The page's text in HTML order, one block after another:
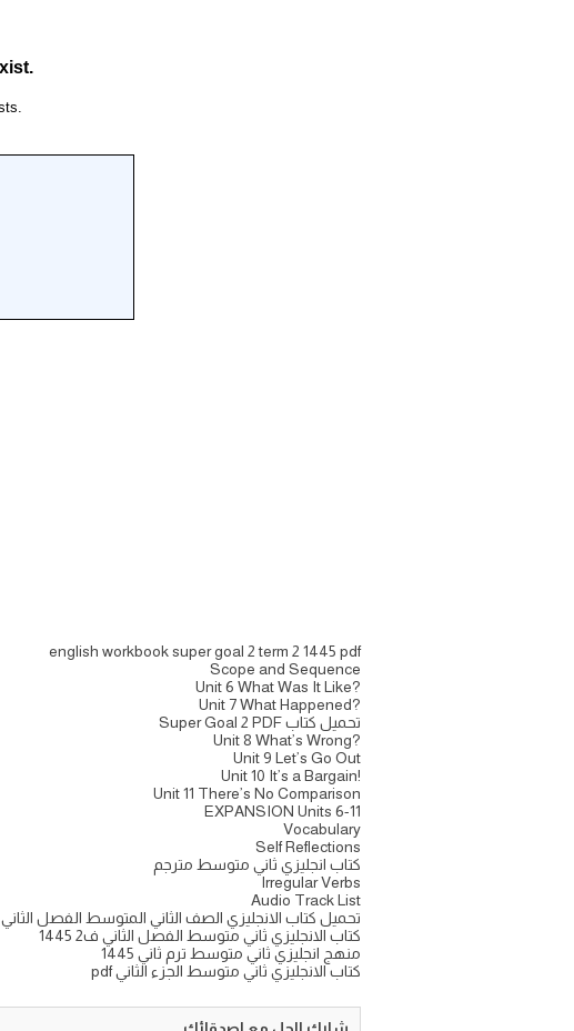
english workbook super goal 2 term 2 1445 pdf
Scope and Sequence
?Unit 6 What Was It Like
?Unit 7 What Happened
تحميل كتاب Super Goal 2 PDF
?Unit 8 What’s Wrong
Unit 9 Let’s Go Out
!Unit 10 It’s a Bargain
Unit 11 There’s No Comparison
EXPANSION Units 6-11
Vocabulary
Self Reflections
كتاب انجليزي ثاني متوسط مترجم
Irregular Verbs
Audio Track List
تحميل كتاب الانجليزي الصف الثاني المتوسط الفصل الثاني pdf 1445
كتاب الانجليزي ثاني متوسط الفصل الثاني ف2 1445
منهج انجليزي ثاني متوسط ترم ثاني 1445
كتاب الانجليزي ثاني متوسط الجزء الثاني pdf